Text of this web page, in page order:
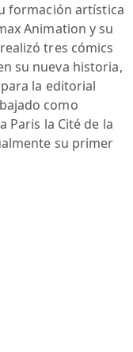
formación artística
Animation y su
tres cómics
su nueva historia,
la editorial
como
Paris la Cité de la
su primer